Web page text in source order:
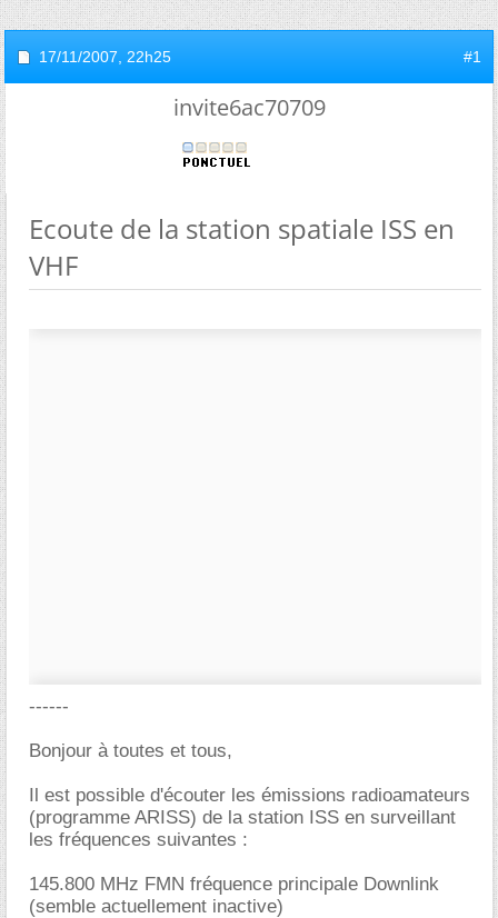
17/11/2007, 22h25 #1
invite6ac70709
Ecoute de la station spatiale ISS en
VHF
------
Bonjour à toutes et tous,
Il est possible d'écouter les émissions radioamateurs
(programme ARISS) de la station ISS en surveillant
les fréquences suivantes :
145.800 MHz FMN fréquence principale Downlink
(semble actuellement inactive)